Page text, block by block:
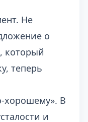
Не
о
который
теперь
хорошему». В
и